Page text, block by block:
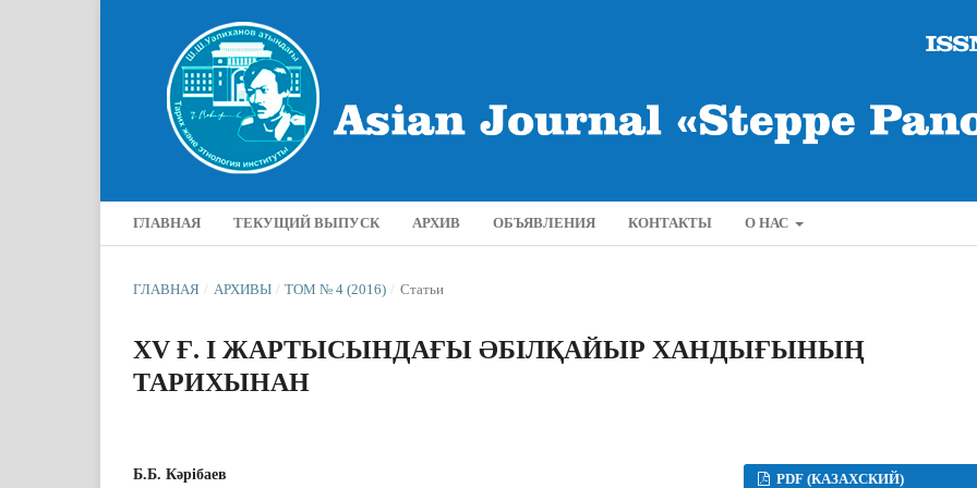
ГЛАВНАЯ ТЕКУЩИЙ ВЫПУСК АРХИВ ОБЪЯВЛЕНИЯ КОНТАКТЫ О НАС
ГЛАВНАЯ / АРХИВЫ / ТОМ № 4 (2016) / Статьи
XV Ғ. I ЖАРТЫСЫНДАҒЫ ƏБІЛҚАЙЫР ХАНДЫҒЫНЫҢ
ТАРИХЫНАН
Б.Б. Кәрібаев PDF (КАЗАХСКИЙ)